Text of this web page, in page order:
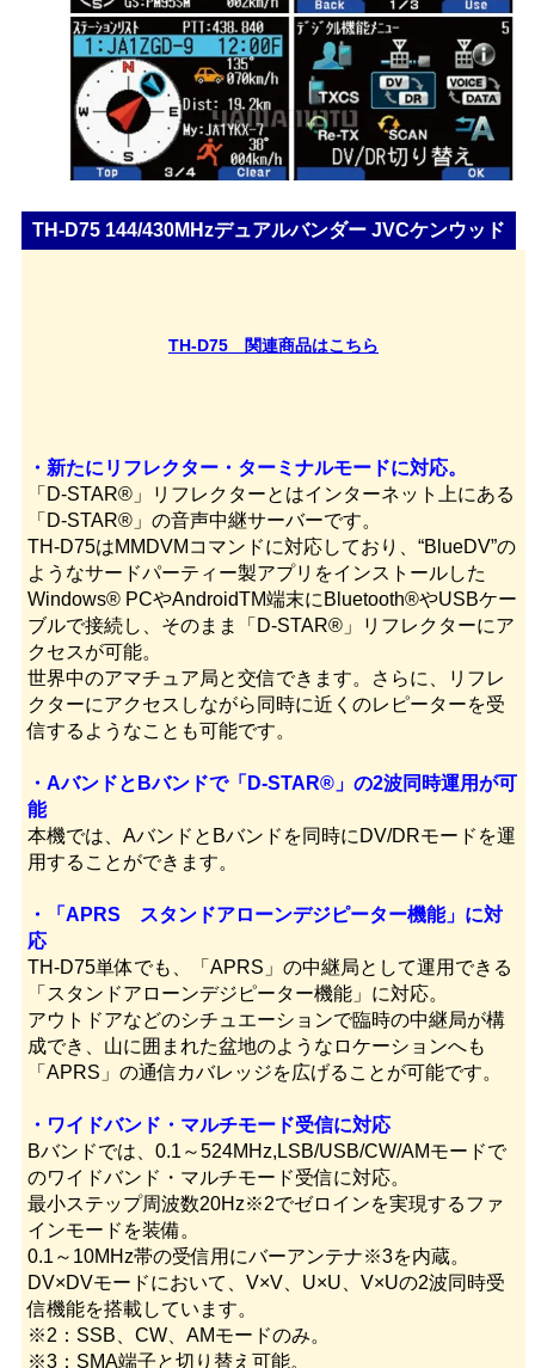
TH-D75 144/430MHzデュアルバンダー JVCケンウッド
TH-D75 関連商品はこちら
・新たにリフレクター・ターミナルモードに対応。
「D-STAR®」リフレクターとはインターネット上にある
「D-STAR®」の音声中継サーバーです。
TH-D75はMMDVMコマンドに対応しており、“BlueDV”の
ようなサードパーティー製アプリをインストールした
Windows® PCやAndroidTM端末にBluetooth®やUSBケー
ブルで接続し、そのまま「D-STAR®」リフレクターにア
クセスが可能。
世界中のアマチュア局と交信できます。さらに、リフレ
クターにアクセスしながら同時に近くのレピーターを受
信するようなことも可能です。
・AバンドとBバンドで「D-STAR®」の2波同時運用が可
能
本機では、AバンドとBバンドを同時にDV/DRモードを運
用することができます。
・「APRS スタンドアローンデジピーター機能」に対
応
TH-D75単体でも、「APRS」の中継局として運用できる
「スタンドアローンデジピーター機能」に対応。
アウトドアなどのシチュエーションで臨時の中継局が構
成でき、山に囲まれた盆地のようなロケーションへも
「APRS」の通信カバレッジを広げることが可能です。
・ワイドバンド・マルチモード受信に対応
Bバンドでは、0.1～524MHz,LSB/USB/CW/AMモードで
のワイドバンド・マルチモード受信に対応。
最小ステップ周波数20Hz※2でゼロインを実現するファ
インモードを装備。
0.1～10MHz帯の受信用にバーアンテナ※3を内蔵。
DV×DVモードにおいて、V×V、U×U、V×Uの2波同時受
信機能を搭載しています。
※2：SSB、CW、AMモードのみ。
※3：SMA端子と切り替え可能。